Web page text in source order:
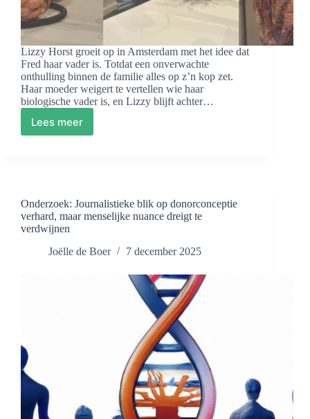
Lizzy Horst groeit op in Amsterdam met het idee dat
Fred haar vader is. Totdat een onverwachte
onthulling binnen de familie alles op z’n kop zet.
Haar moeder weigert te vertellen wie haar
biologische vader is, en Lizzy blijft achter…
Lees meer
Familie
Aflevering
1:
Geen
Amsterdamse
vader,
Onderzoek: Journalistieke blik op donorconceptie
verhard, maar menselijke nuance dreigt te
verdwijnen
Joëlle de Boer
7 december 2025